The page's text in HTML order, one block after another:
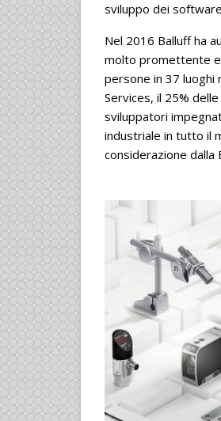
sviluppo dei
Nel 2016 Balluff ha
molto promettente e
persone in 37 luoghi
Services, il 25%
sviluppatori
industriale in tutto il
considerazione